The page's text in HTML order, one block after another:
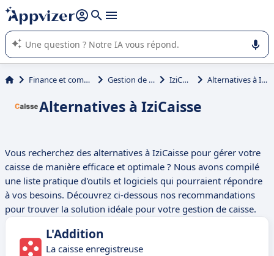
répondre (plusieurs lignes avec
L'IA de Appvizer vous guide dans l'utilisation ou la sélection de
logiciel SaaS en entreprise.
Finance et comptabilité Gestion de caisse IziCaisse Alternatives à IziCaisse
Alternatives à IziCaisse
Vous recherchez des alternatives à IziCaisse pour gérer votre
caisse de manière efficace et optimale ? Nous avons compilé
une liste pratique d'outils et logiciels qui pourraient répondre
à vos besoins. Découvrez ci-dessous nos recommandations
pour trouver la solution idéale pour votre gestion de caisse.
L'Addition
La caisse enregistreuse